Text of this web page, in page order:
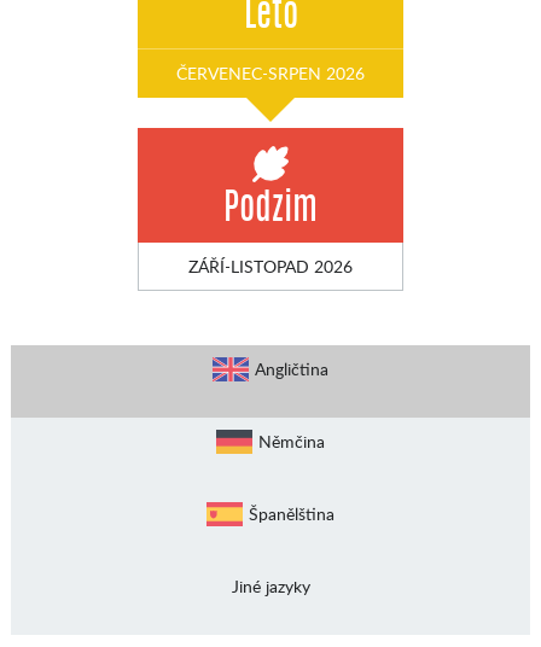
Léto
ČERVENEC-SRPEN 2026
Podzim
ZÁŘÍ-LISTOPAD 2026
Angličtina
Němčina
Španělština
Jiné jazyky